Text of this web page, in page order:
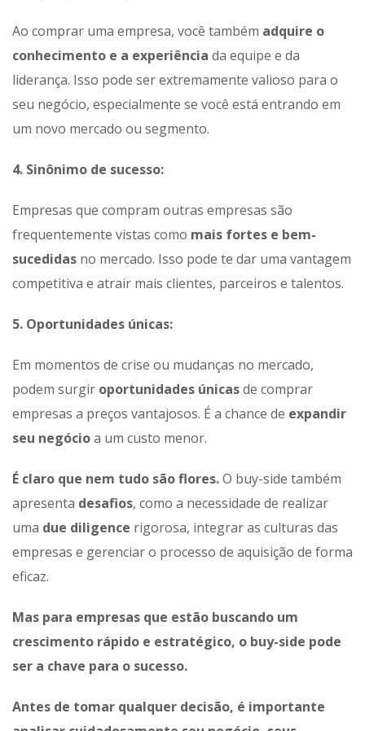
Ao comprar uma empresa, você também adquire o
conhecimento e a experiência da equipe e da
liderança. Isso pode ser extremamente valioso para o
seu negócio, especialmente se você está entrando em
um novo mercado ou segmento.
4. Sinônimo de sucesso:
Empresas que compram outras empresas são
frequentemente vistas como mais fortes e bem-
sucedidas no mercado. Isso pode te dar uma vantagem
competitiva e atrair mais clientes, parceiros e talentos.
5. Oportunidades únicas:
Em momentos de crise ou mudanças no mercado,
podem surgir oportunidades únicasde comprar
empresas a preços vantajosos. É a chance de expandir
seu negócioa um custo menor.
É claro que nem tudo são flores.O buy-side também
apresenta desafios, como a necessidade de realizar
uma due diligence rigorosa, integrar as culturas das
empresas e gerenciar o processo de aquisição de forma
eficaz.
Mas para empresas que estão buscando um
crescimento rápido e estratégico, o buy-side pode
ser a chave para o sucesso.
Antes de tomar qualquer decisão, é importante